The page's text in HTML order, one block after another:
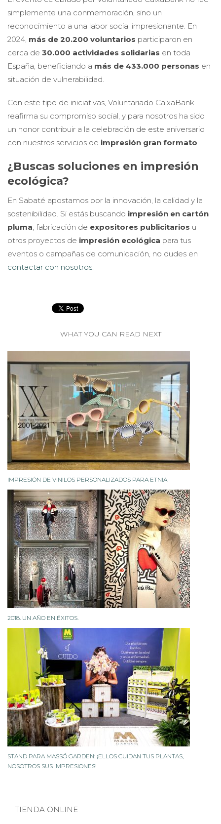
simplemente una conmemoración, sino un
reconocimiento a una labor social impresionante. En
2024, más de 20.200 voluntarios participaron en
cerca de 30.000 actividades solidarias en toda
España, beneficiando a más de 433.000 personas en
situación de vulnerabilidad.
Con este tipo de iniciativas, Voluntariado CaixaBank
reafirma su compromiso social, y para nosotros ha sido
un honor contribuir a la celebración de este aniversario
con nuestros servicios de impresión gran formato.
¿Buscas soluciones en impresión
ecológica?
En Sabaté apostamos por la innovación, la calidad y la
sostenibilidad. Si estás buscando impresión en cartón
pluma, fabricación de expositores publicitarios u
otros proyectos de impresión ecológica para tus
eventos o campañas de comunicación, no dudes en
contactar con nosotros.
WHAT YOU CAN READ NEXT
IMPRESIÓN DE VINILOS PERSONALIZADOS PARA ETNIA
2018. UN AÑO EN ÉXITOS.
STAND PARA MASSÓ GARDEN: ¡ELLOS CUIDAN TUS PLANTAS,
NOSOTROS SUS IMPRESIONES!
TIENDA ONLINE